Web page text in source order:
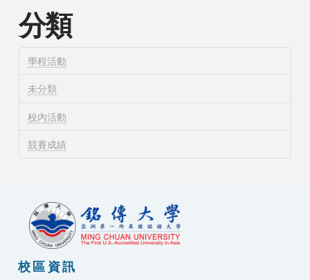
分類
學程活動
未分類
校內活動
競賽成績
校區資訊